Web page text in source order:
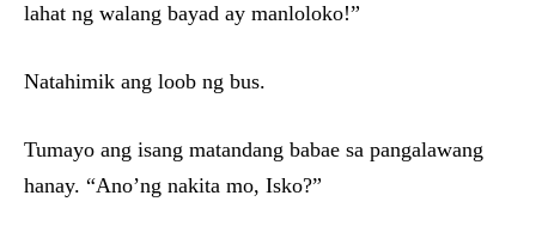
lahat ng walang bayad ay manloloko!”
Natahimik ang loob ng bus.
Tumayo ang isang matandang babae sa pangalawang
hanay. “Ano’ng nakita mo, Isko?”